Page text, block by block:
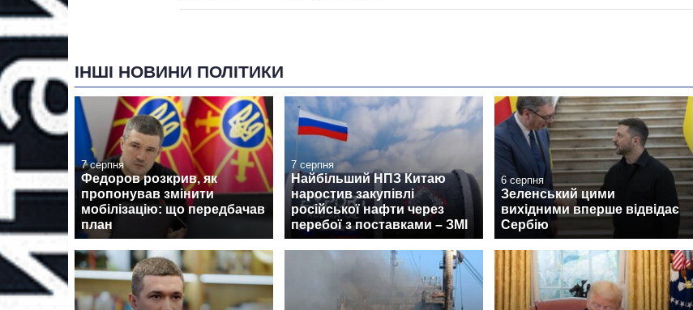
ІНШІ НОВИНИ ПОЛІТИКИ
7 серпня
Федоров розкрив, як
пропонував змінити
мобілізацію: що передбачав
план
7 серпня
Найбільший НПЗ Китаю
наростив закупівлі
російської нафти через
перебої з поставками – ЗМІ
6 серпня
Зеленський цими
вихідними вперше відвідає
Сербію